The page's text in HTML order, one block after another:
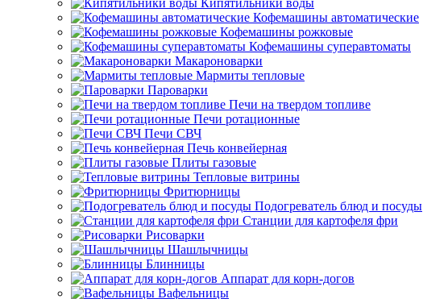
Кипятильники воды
Кофемашины автоматические
Кофемашины рожковые
Кофемашины суперавтоматы
Макароноварки
Мармиты тепловые
Пароварки
Печи на твердом топливе
Печи ротационные
Печи СВЧ
Печь конвейерная
Плиты газовые
Тепловые витрины
Фритюрницы
Подогреватель блюд и посуды
Станции для картофеля фри
Рисоварки
Шашлычницы
Блинницы
Аппарат для корн-догов
Вафельницы